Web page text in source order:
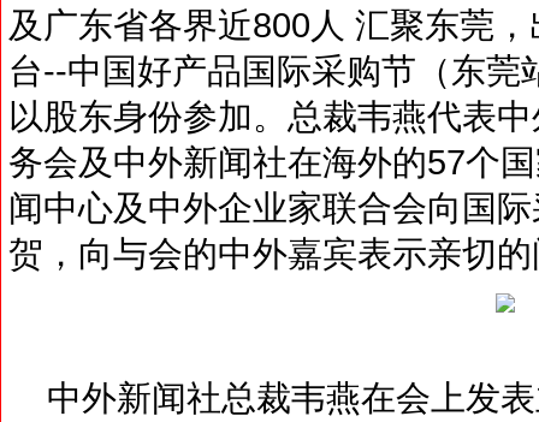
及广东省各界近800人 汇聚东莞
台--中国好产品国际采购节（东
以股东身份参加。总裁韦燕代表
务会及中外新闻社在海外的57个
闻中心及中外企业家联合会向国
贺，向与会的中外嘉宾表示亲切
中外新闻社总裁韦燕在会上发